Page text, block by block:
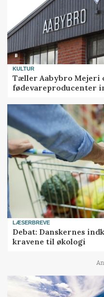
KULTUR
Tæller Aabybro Mejeri
fødevareproducenter
LÆSERBREVE
Debat: Danskernes
kravene til økologi